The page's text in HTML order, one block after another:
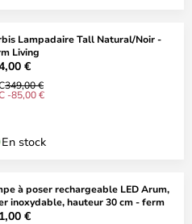
Lampadaire Tall Natural/Noir -
Living
€
349,00 €
-85,00 €
En stock
à poser rechargeable LED Arum,
inoxydable, hauteur 30 cm - ferm
€